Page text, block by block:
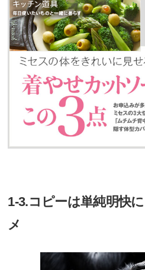
1-3.コピーは単純明快
メ